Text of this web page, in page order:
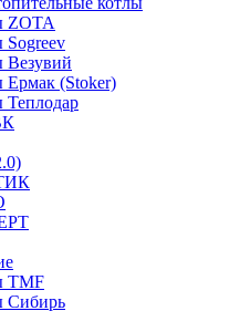
ZOTA
Sogreev
Везувий
Ермак (Stoker)
Теплодар
TMF
Сибирь